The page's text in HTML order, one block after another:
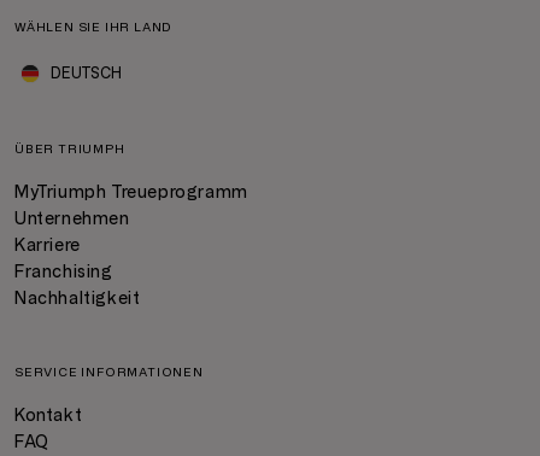
WÄHLEN SIE IHR LAND
DEUTSCH
ÜBER TRIUMPH
MyTriumph Treueprogramm
Unternehmen
Karriere
Franchising
Nachhaltigkeit
SERVICE INFORMATIONEN
Kontakt
FAQ